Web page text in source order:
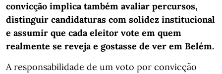
convicção implica também avaliar percursos,
distinguir candidaturas com solidez institucional
e assumir que cada eleitor vote em quem
realmente se reveja e gostasse de ver em Belém.
A responsabilidade de um voto por convicção